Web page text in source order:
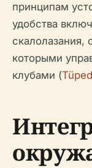
принципам
удобства
скалолазания,
которыми
клубами (